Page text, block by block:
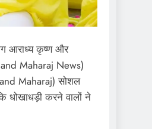
आराध्य कृष्ण और
Maharaj News)
Maharaj) सोशल
धोखाधड़ी करने वालों ने